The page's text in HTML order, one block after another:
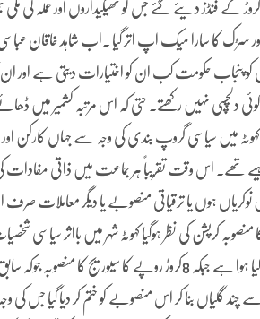
فنڈز دیئے گئے جس کو ٹھیکیداروں اور عملہ کی ملی
سڑک کا سارا میک اپ اتر گیا ۔اب شاہد خاقان
کو پنجاب حکومت کب ان کو اختیارات دیتی ہے اور ان کا
دلچسپی نہیں رکھتے۔ حتی کہ اس مرتبہ کشمیر
میں سیاسی گروپ بندی کی وجہ سے جہاں کارکن اور
تھے۔ اس وقت تقریباً ہر جماعت میں ذاتی مفادات
ہوں یا ترقیاتی منصوبے یا دیگر معاملات
روپے کا واٹر سپلائی کا منصوبہ کرپشن کی نظر ہوگیا کہوٹہ شہر میں
قریب اور دیگر علاقوں میں ندی نالوں پر قبضے کر کے ان کو بند کیا ہوا ہے جبکہ
گلیاں بنا کر اس منصوبے کو ختم کر دیا گیا جس